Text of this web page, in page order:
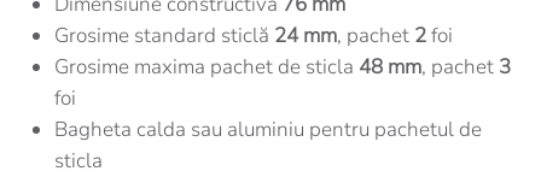
Grosime standard sticlă 24 mm, pachet 2foi
Grosime maxima pachet de sticla 48 mm, pachet 3
foi
Bagheta calda sau aluminiu pentru pachetul de
sticla